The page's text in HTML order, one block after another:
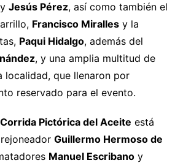
Jesús Pérez, así como también el
Francisco Mirallesy la
Paqui Hidalgo, además del
, y una amplia multitud de
localidad, que llenaron por
reservado para el evento.
Corrida Pictórica del Aceite está
Guillermo Hermoso de
Manuel Escribanoy